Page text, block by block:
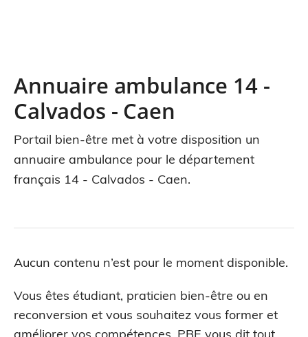
Annuaire ambulance 14 -
Calvados - Caen
Portail bien-être met à votre disposition un
annuaire ambulance pour le département
français 14 - Calvados - Caen.
Aucun contenu n’est pour le moment disponible.
Vous êtes étudiant, praticien bien-être ou en
reconversion et vous souhaitez vous former et